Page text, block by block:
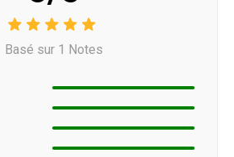
Basé sur 1 Notes